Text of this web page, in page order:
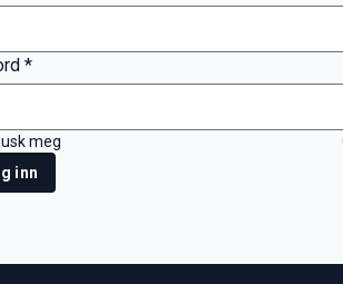
*
meg
inn